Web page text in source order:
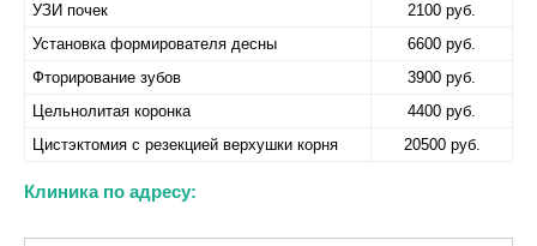
УЗИ почек
2100 руб.
Установка формирователя десны
6600 руб.
Фторирование зубов
3900 руб.
Цельнолитая коронка
4400 руб.
Цистэктомия с резекцией верхушки корня
20500 руб.
Клиника по адресу: